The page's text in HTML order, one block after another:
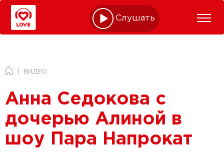
Слушать online
ВИДЕО
Анна Седокова с
дочерью Алиной в
шоу Пара Напрокат